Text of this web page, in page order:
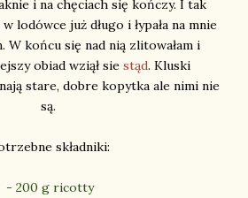
i na chęciach się kończy. I tak
lodówce już długo i łypała na mnie
W końcu się nad nią zlitowałam i
obiad wziął sie stąd. Kluski
stare, dobre kopytka ale nimi nie
są.
składniki:
- 200 g ricotty